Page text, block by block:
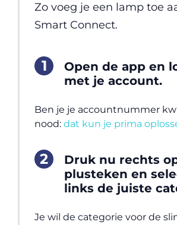
Zo voeg je een lamp toe
Smart Connect.
Open de app en
met je account.
Ben je je accountnummer
nood: dat kun je prima
Druk nu rechts
plusteken en
links de juiste
Je wil de categorie voor de